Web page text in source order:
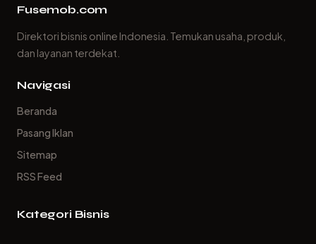
Fusemob.com
Direktori bisnis online Indonesia. Temukan usaha, produk,
dan layanan terdekat.
Navigasi
Beranda
Pasang Iklan
Sitemap
RSS Feed
Kategori Bisnis